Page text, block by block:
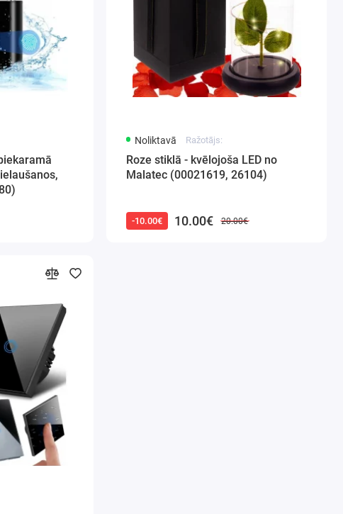
Noliktavā Ražotājs:
Roze stiklā - kvēlojoša LED no
Malatec (00021619, 26104)
-10.00€ 10.00€ 20.00€